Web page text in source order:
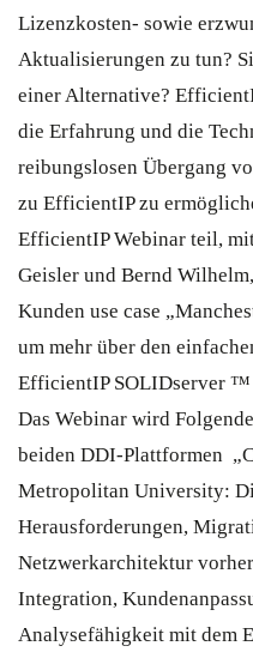
Lizenzkosten- sowie
Aktualisierungen zu tun?
einer Alternative?
die Erfahrung und die
reibungslosen Übergang
zu EfficientIP zu
EfficientIP Webinar teil,
Geisler und Bernd
Kunden use case
um mehr über den
EfficientIP SOLIDserver
Das Webinar wird
beiden DDI-Plattformen
Metropolitan University:
Herausforderungen,
Netzwerkarchitektur
Integration,
Analysefähigkeit mit dem